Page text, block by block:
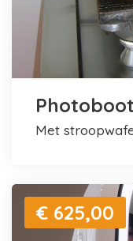
met
€ 625,00